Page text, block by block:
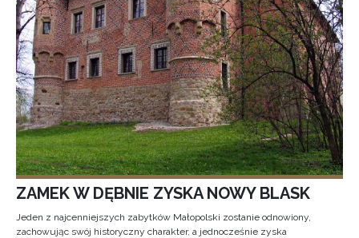
ZAMEK W DĘBNIE ZYSKA NOWY BLASK
Jeden z najcenniejszych zabytków Małopolski zostanie odnowiony,
zachowując swój historyczny charakter, a jednocześnie zyska